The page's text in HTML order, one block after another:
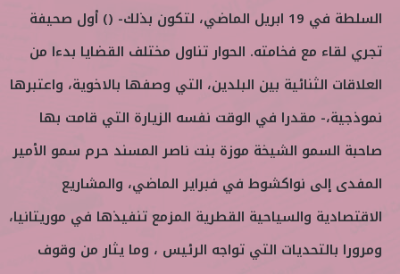
السلطة في 19 ابريل الماضي، لتكون بذلك- () أول صحيفة
تجري لقاء مع فخامته. الحوار تناول مختلف القضايا بدءا من
العلاقات الثنائية بين البلدين، التي وصفها بالاخوية، واعتبرها
نموذجية،- مقدرا في الوقت نفسه الزيارة التي قامت بها
صاحبة السمو الشيخة موزة بنت ناصر المسند حرم سمو الأمير
المفدى إلى نواكشوط في فبراير الماضي، والمشاريع
الاقتصادية والسياحية القطرية المزمع تنفيذها في موريتانيا،
ومرورا بالتحديات التي تواجه الرئيس ، وما يثار من وقوف